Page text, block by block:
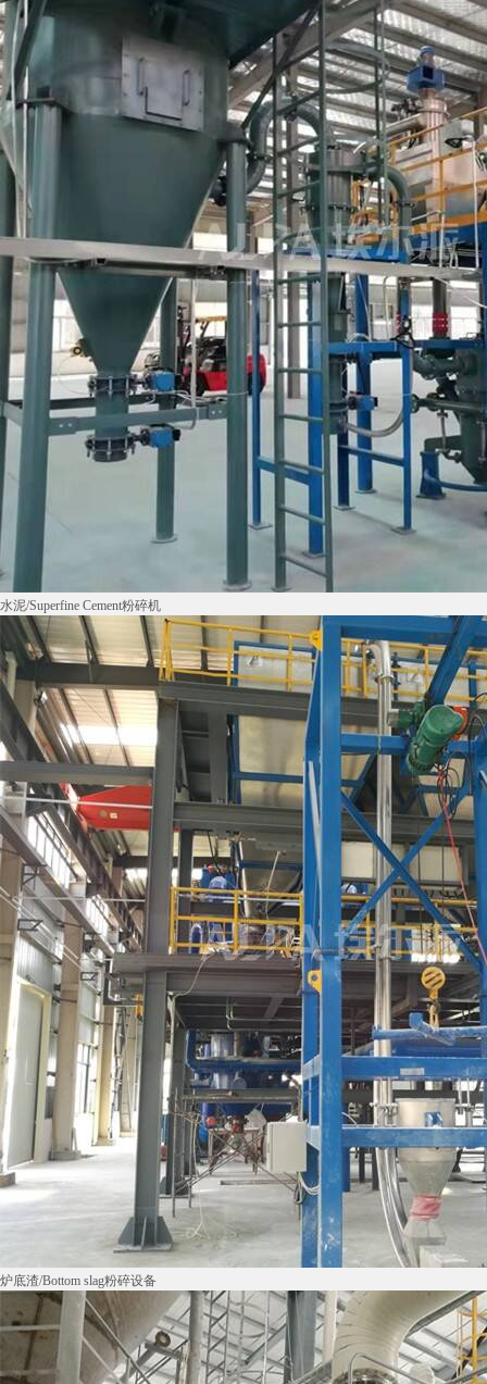
水泥/Superfine Cement粉碎机
炉底渣/Bottom slag粉碎设备